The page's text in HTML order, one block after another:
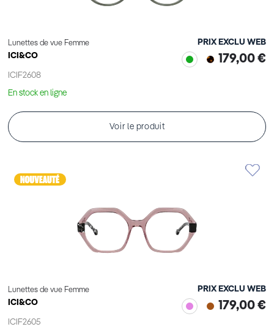
Lunettes de vue Femme
ICI&CO
ICIF2608
PRIX EXCLU WEB
179,00 €
En stock en ligne
Voir le produit
Lunettes de vue Femme
ICI&CO
ICIF2605
PRIX EXCLU WEB
179,00 €